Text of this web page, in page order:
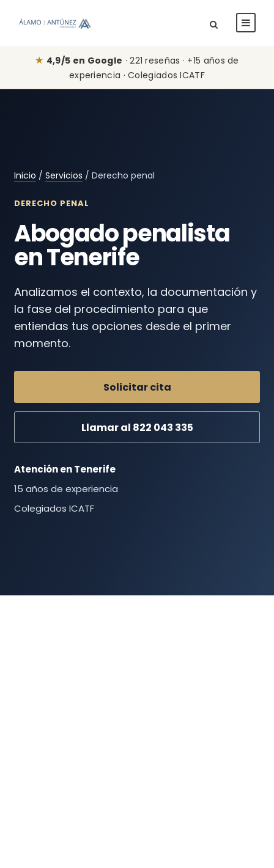
★ 4,9/5 en Google · 221 reseñas · +15 años de
experiencia · Colegiados ICATF
Inicio / Servicios / Derecho penal
DERECHO PENAL
Abogado penalista
en Tenerife
Analizamos el contexto, la documentación y
la fase del procedimiento para que
entiendas tus opciones desde el primer
momento.
Solicitar cita
Llamar al 822 043 335
Atención en Tenerife
15 años de experiencia
Colegiados ICATF